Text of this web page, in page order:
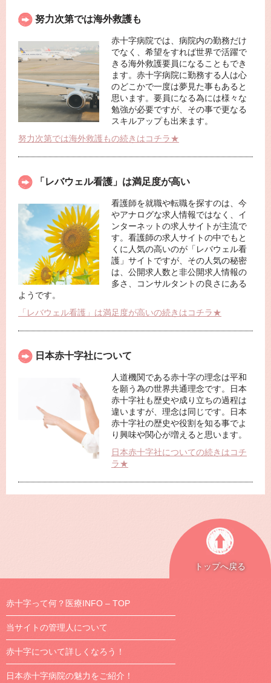
努力次第では海外救護も
赤十字病院では、病院内の勤務だけ
でなく、希望をすれば世界で活躍で
きる海外救護要員になることもでき
ます。赤十字病院に勤務する人は心
のどこかで一度は夢見た事もあると
思います。要員になる為には様々な
勉強が必要ですが、その事で更なる
スキルアップも出来ます。
努力次第では海外救護もの続きはコチラ★
「レバウェル看護」は満足度が高い
看護師を就職や転職を探すのは、今
やアナログな求人情報ではなく、イ
ンターネットの求人サイトが主流で
す。看護師の求人サイトの中でもと
くに人気の高いのが「レバウェル看
護」サイトですが、その人気の秘密
は、公開求人数と非公開求人情報の
多さ、コンサルタントの良さにある
ようです。
「レバウェル看護」は満足度が高いの続きはコチラ★
日本赤十字社について
人道機関である赤十字の理念は平和
を願う為の世界共通理念です。日本
赤十字社も歴史や成り立ちの過程は
違いますが、理念は同じです。日本
赤十字社の歴史や役割を知る事でよ
り興味や関心が増えると思います。
日本赤十字社についての続きはコチ
ラ★
トップへ戻る
赤十字って何？医療INFO – TOP
当サイトの管理人について
赤十字について詳しくなろう！
日本赤十字病院の魅力をご紹介！